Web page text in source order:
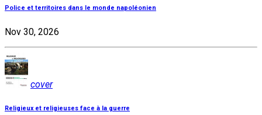
Police et territoires dans le monde napoléonien
Nov 30, 2026
cover
Religieux et religieuses face à la guerre